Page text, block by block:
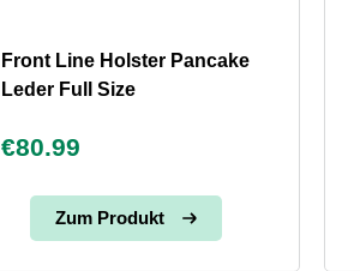
Front Line Holster Pancake
Leder Full Size
€80.99
Zum Produkt